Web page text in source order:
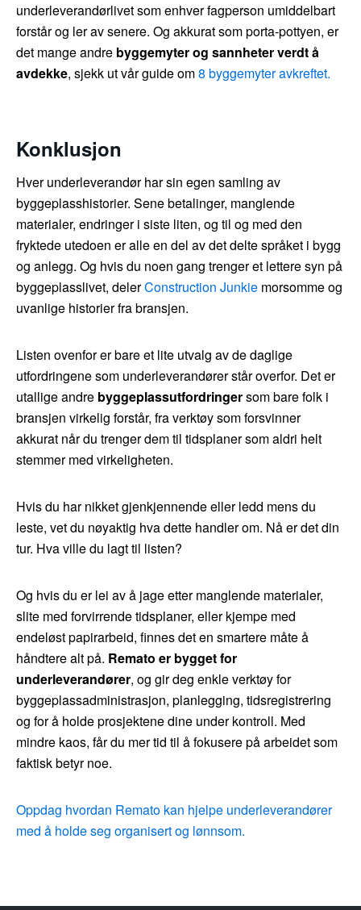
underleverandørlivet som enhver fagperson umiddelbart
forstår og ler av senere. Og akkurat som porta-pottyen, er
det mange andre byggemyter og sannheter verdt å
avdekke, sjekk ut vår guide om8 byggemyter avkreftet.
Konklusjon
Hver underleverandør har sin egen samling av
byggeplasshistorier. Sene betalinger, manglende
materialer, endringer i siste liten, og til og med den
fryktede utedoen er alle en del av det delte språket i bygg
og anlegg. Og hvis du noen gang trenger et lettere syn på
byggeplasslivet, delerConstruction Junkie morsomme og
uvanlige historier fra bransjen.
Listen ovenfor er bare et lite utvalg av de daglige
utfordringene som underleverandører står overfor. Det er
utallige andre byggeplassutfordringersom bare folk i
bransjen virkelig forstår, fra verktøy som forsvinner
akkurat når du trenger dem til tidsplaner som aldri helt
stemmer med virkeligheten.
Hvis du har nikket gjenkjennende eller ledd mens du
leste, vet du nøyaktig hva dette handler om. Nå er det din
tur. Hva ville du lagt til listen?
Og hvis du er lei av å jage etter manglende materialer,
slite med forvirrende tidsplaner, eller kjempe med
endeløst papirarbeid, finnes det en smartere måte å
håndtere alt på. Remato er bygget for
underleverandører, og gir deg enkle verktøy for
byggeplassadministrasjon, planlegging, tidsregistrering
og for å holde prosjektene dine under kontroll. Med
mindre kaos, får du mer tid til å fokusere på arbeidet som
faktisk betyr noe.
Oppdag hvordan Remato kan hjelpe underleverandører
med å holde seg organisert og lønnsom.